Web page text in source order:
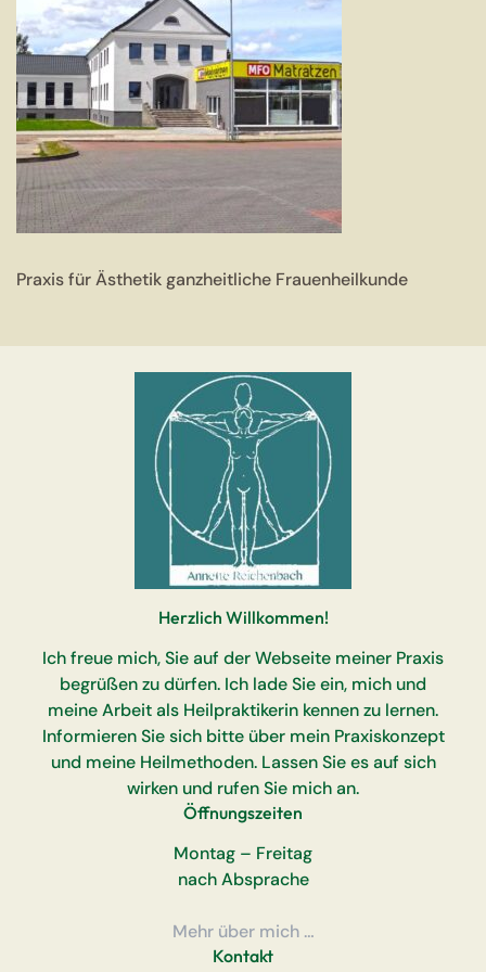
Praxis für Ästhetik ganzheitliche Frauenheilkunde
Herzlich Willkommen!
Ich freue mich, Sie auf der Webseite meiner Praxis
begrüßen zu dürfen. Ich lade Sie ein, mich und
meine Arbeit als Heilpraktikerin kennen zu lernen.
Informieren Sie sich bitte über mein Praxiskonzept
und meine Heilmethoden. Lassen Sie es auf sich
wirken und rufen Sie mich an.
Öffnungszeiten
Montag – Freitag
nach Absprache
Mehr über mich …
Kontakt